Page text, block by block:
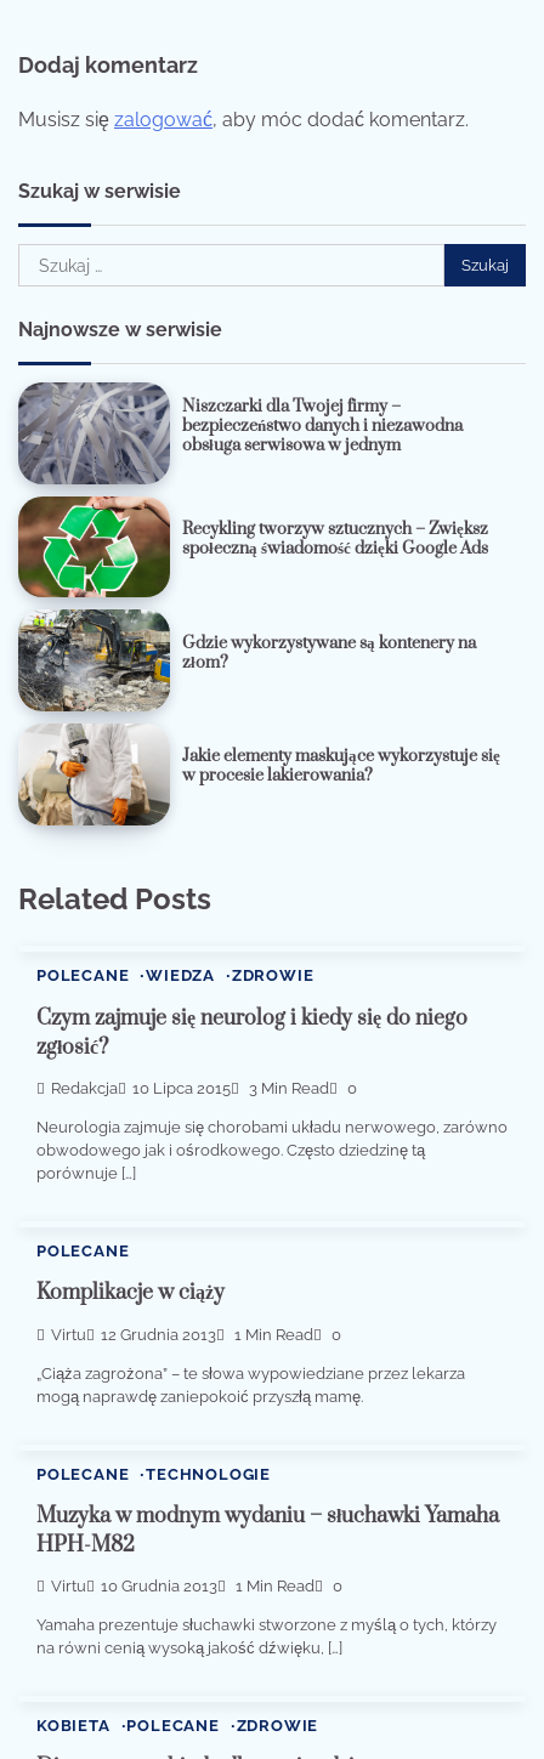
Dodaj komentarz
Musisz się zalogować, aby móc dodać komentarz.
Szukaj w serwisie
Szukaj:
Najnowsze w serwisie
Niszczarki dla Twojej firmy –
bezpieczeństwo danych i niezawodna
obsługa serwisowa w jednym
Recykling tworzyw sztucznych – Zwiększ
społeczną świadomość dzięki Google Ads
Gdzie wykorzystywane są kontenery na
złom?
Jakie elementy maskujące wykorzystuje się
w procesie lakierowania?
Related Posts
POLECANE WIEDZA ZDROWIE
Czym zajmuje się neurolog i kiedy się do niego
zgłosić?
Redakcja 10 Lipca 2015 3 Min Read 0
Neurologia zajmuje się chorobami układu nerwowego, zarówno
obwodowego jak i ośrodkowego. Często dziedzinę tą
porównuje […]
POLECANE
Komplikacje w ciąży
Virtu 12 Grudnia 2013 1 Min Read 0
„Ciąża zagrożona” – te słowa wypowiedziane przez lekarza
mogą naprawdę zaniepokoić przyszłą mamę.
POLECANE TECHNOLOGIE
Muzyka w modnym wydaniu – słuchawki Yamaha
HPH-M82
Virtu 10 Grudnia 2013 1 Min Read 0
Yamaha prezentuje słuchawki stworzone z myślą o tych, którzy
na równi cenią wysoką jakość dźwięku, […]
KOBIETA POLECANE ZDROWIE